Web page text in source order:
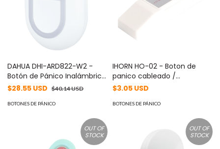
DAHUA DHI-ARD822-W2 -
Botón de Pánico Inalámbrico
de 2 Botones / Indicador de
Alarma de Batería Baja #BFA
$28.55 USD $40.14 USD
BOTONES DE PÁNICO
IHORN HO-02 - Boton de
panico cableado /
Compatible con paneles
$3.05 USD
BOTONES DE PÁNICO
OUT OF
STOCK
OUT OF
STOCK